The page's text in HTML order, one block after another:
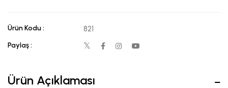
Ürün Kodu : 821
Paylaş :
Ürün Açıklaması